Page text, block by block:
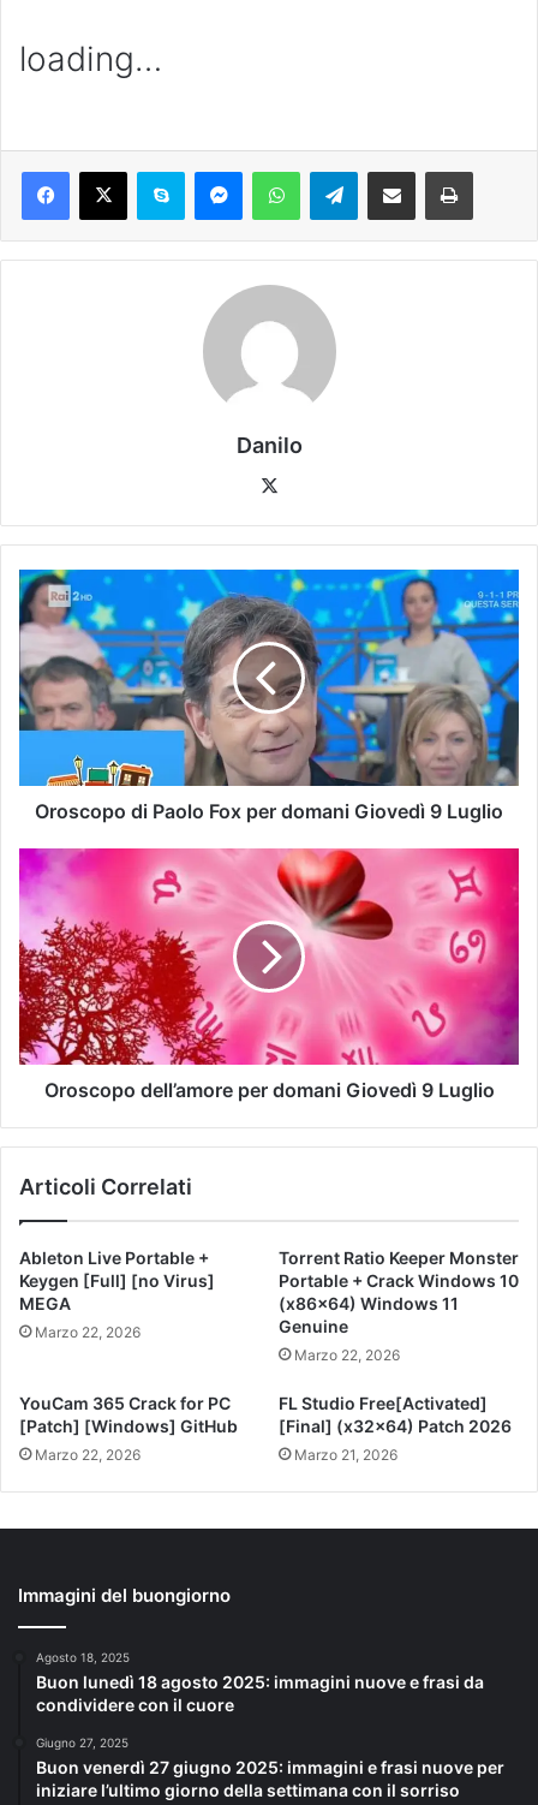
loading…
Danilo
Oroscopo di Paolo Fox per domani Giovedì 9 Luglio
Oroscopo dell’amore per domani Giovedì 9 Luglio
Articoli Correlati
Ableton Live Portable +
Keygen [Full] [no Virus]
MEGA
Marzo 22, 2026
Torrent Ratio Keeper Monster
Portable + Crack Windows 10
(x86x64) Windows 11
Genuine
Marzo 22, 2026
YouCam 365 Crack for PC
[Patch] [Windows] GitHub
Marzo 22, 2026
FL Studio Free[Activated]
[Final] (x32x64) Patch 2026
Marzo 21, 2026
Immagini del buongiorno
Agosto 18, 2025
Buon lunedì 18 agosto 2025: immagini nuove e frasi da
condividere con il cuore
Giugno 27, 2025
Buon venerdì 27 giugno 2025: immagini e frasi nuove per
iniziare l’ultimo giorno della settimana con il sorriso